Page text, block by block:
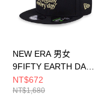
NEW ERA 男女
9FIFTY EARTH DAY
EVERY DAY NEW
ERA NE13705320
NT$672
NT$1,680